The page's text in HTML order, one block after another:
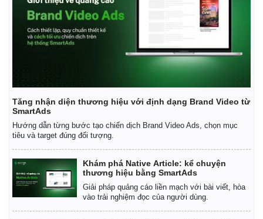
Tăng nhận diện thương hiệu với định dạng Brand Video từ
SmartAds
Hướng dẫn từng bước tạo chiến dịch Brand Video Ads, chọn mục
tiêu và target đúng đối tượng.
Khám phá Native Article: kể chuyện
thương hiệu bằng SmartAds
Giải pháp quảng cáo liền mạch với bài viết, hòa
vào trải nghiệm đọc của người dùng.